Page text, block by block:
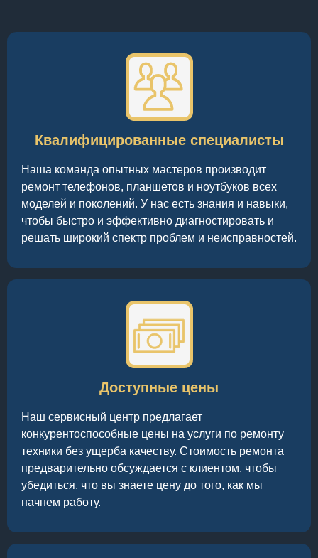
Квалифицированные специалисты
Наша команда опытных мастеров производит
ремонт телефонов, планшетов и ноутбуков всех
моделей и поколений. У нас есть знания и навыки,
чтобы быстро и эффективно диагностировать и
решать широкий спектр проблем и неисправностей.
Доступные цены
Наш сервисный центр предлагает
конкурентоспособные цены на услуги по ремонту
техники без ущерба качеству. Стоимость ремонта
предварительно обсуждается с клиентом, чтобы
убедиться, что вы знаете цену до того, как мы
начнем работу.